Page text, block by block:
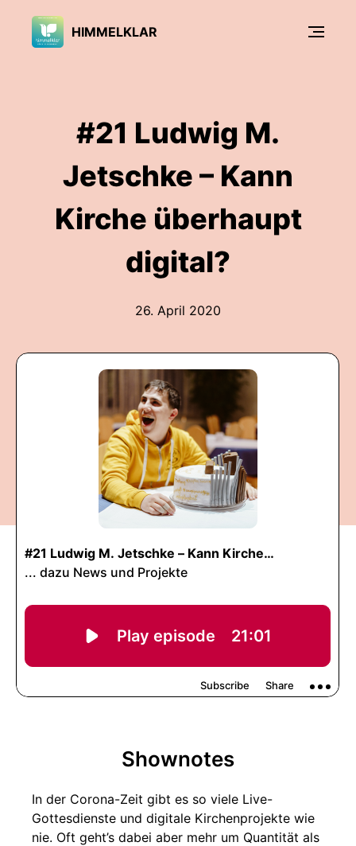
HIMMELKLAR
#21 Ludwig M.
Jetschke – Kann
Kirche überhaupt
digital?
26. April 2020
Shownotes
In der Corona-Zeit gibt es so viele Live-
Gottesdienste und digitale Kirchenprojekte wie
nie. Oft geht’s dabei aber mehr um Quantität als